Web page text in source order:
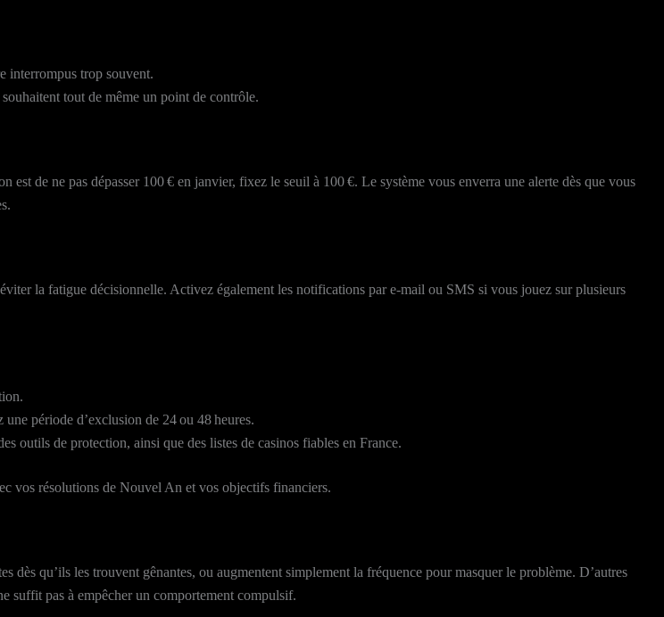
interrompus trop souvent.
tout de même un point de contrôle.
de ne pas dépasser 100 € en janvier, fixez le seuil à 100 €. Le système vous enverra une alerte dès que vous
la fatigue décisionnelle. Activez également les notifications par e‑mail ou SMS si vous jouez sur plusieurs
période d’exclusion de 24 ou 48 heures.
outils de protection, ainsi que des listes de casinos fiables en France.
vos résolutions de Nouvel An et vos objectifs financiers.
dès qu’ils les trouvent gênantes, ou augmentent simplement la fréquence pour masquer le problème. D’autres
suffit pas à empêcher un comportement compulsif.